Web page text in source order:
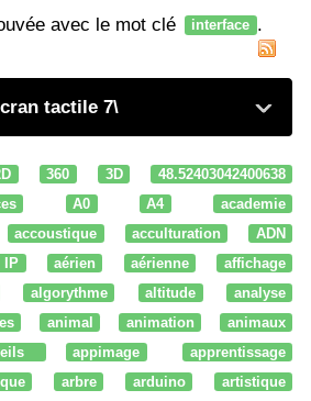
avec le mot clé interface .
tactile 7\
360 3D
48.52403042400638
A0 A4
academie
accoustique acculturation
ADN
IP aérien aérienne
affichage
algorythme altitude
analyse
animal animation
animaux
appimage
apprentissage
arbre arduino
artistique